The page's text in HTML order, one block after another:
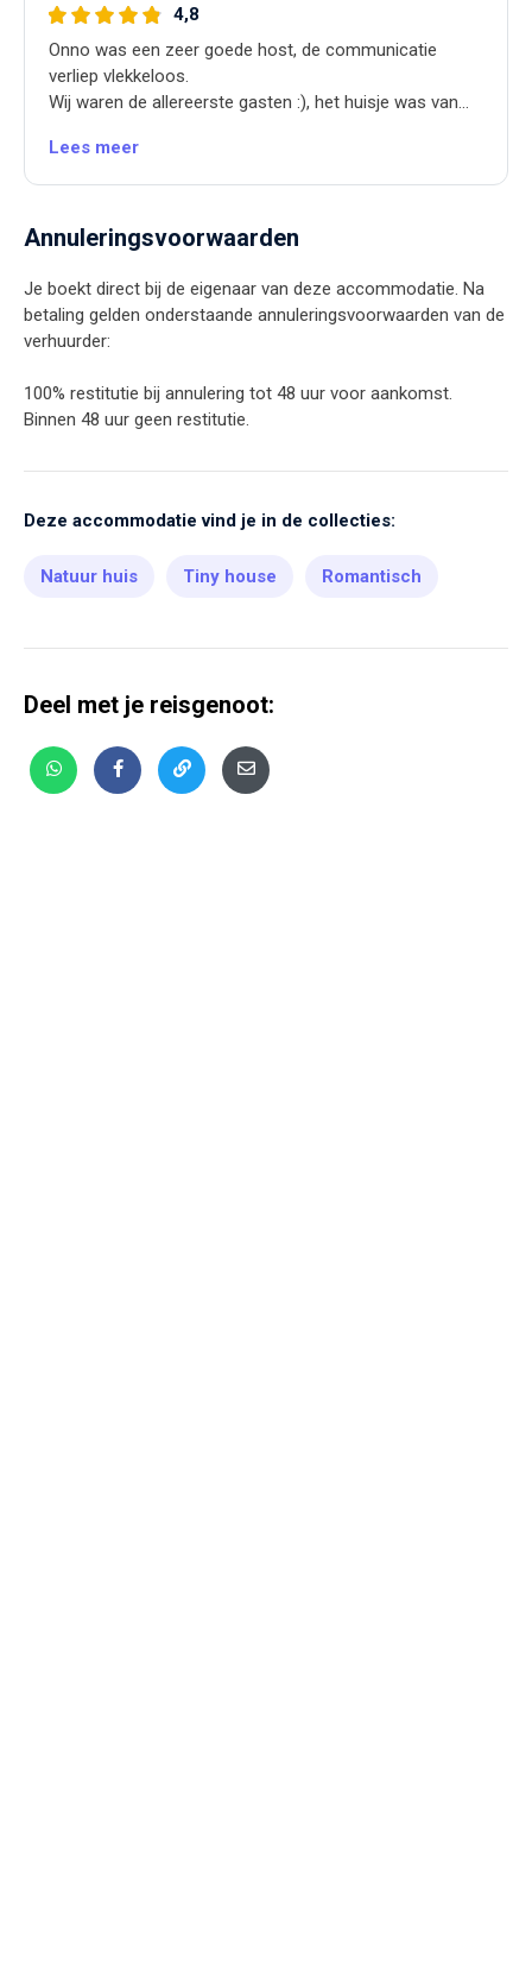
4,8
Onno was een zeer goede host, de communicatie
verliep vlekkeloos.
Wij waren de allereerste gasten :), het huisje was van
smaak. Het uitzicht op de oude paardenheide is zeer
uitgestrekt en heel mooi. Voor een koppel of met baby
lawaai gehad. Echte aanrader om tot rust te komen.
Lees meer
Annuleringsvoorwaarden
Je boekt direct bij de eigenaar van deze accommodatie. Na
betaling gelden onderstaande annuleringsvoorwaarden van de
verhuurder:
100% restitutie bij annulering tot 48 uur voor aankomst.
Binnen 48 uur geen restitutie.
Deze accommodatie vind je in de collecties:
Natuur huis Tiny house Romantisch
Deel met je reisgenoot: